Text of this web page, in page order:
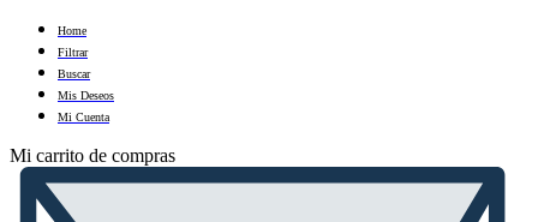
Home
Filtrar
Buscar
Mis Deseos
Mi Cuenta
Mi carrito de compras